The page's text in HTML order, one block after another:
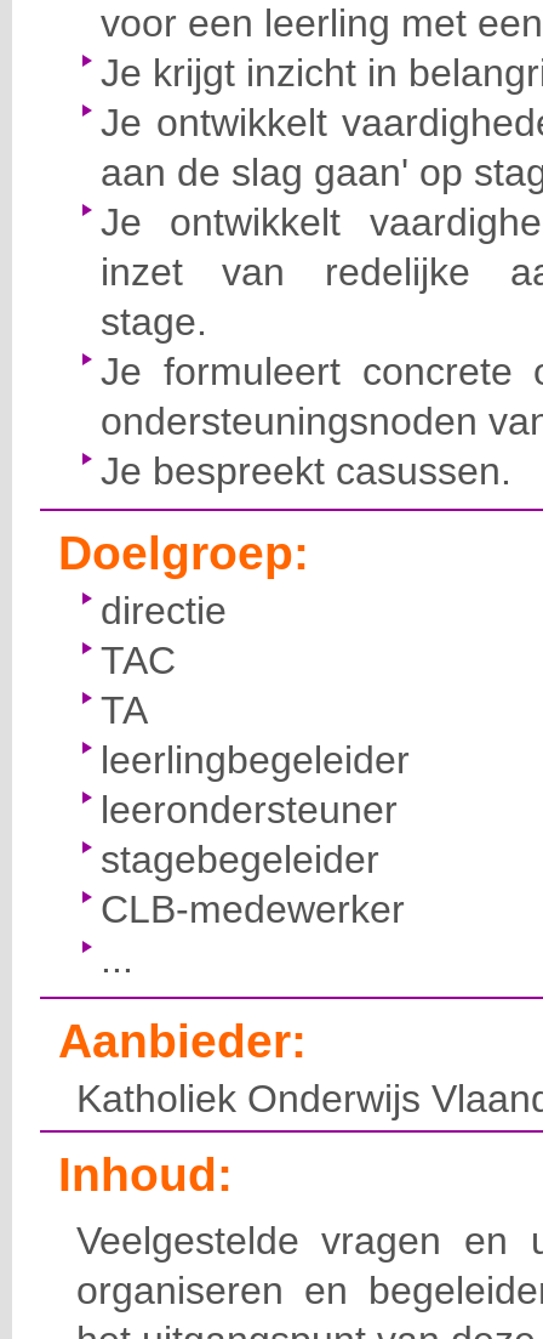
voor een leerling met
Je krijgt inzicht in
Je ontwikkelt
aan de slag gaan' op
Je ontwikkelt
inzet van redelijke
stage.
Je formuleert concrete
ondersteuningsnoden
Je bespreekt casussen.
Doelgroep:
directie
TAC
TA
leerlingbegeleider
leerondersteuner
stagebegeleider
CLB-medewerker
...
Aanbieder:
Katholiek Onderwijs
Inhoud:
Veelgestelde vragen en
organiseren en